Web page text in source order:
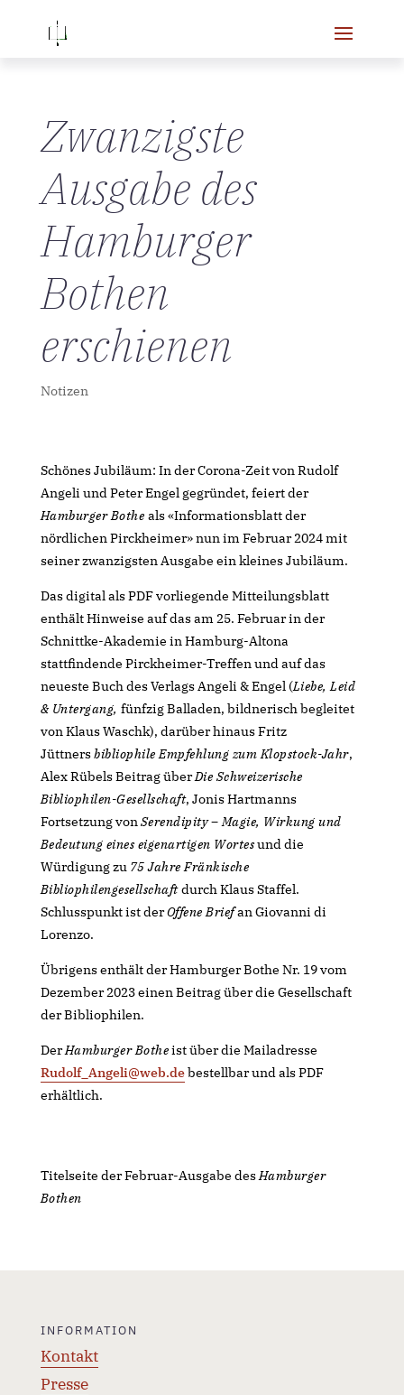
Zwanzigste
Ausgabe des
Hamburger
Bothen
erschienen
Notizen
Schönes Jubiläum: In der Corona-Zeit von Rudolf
Angeli und Peter Engel gegründet, feiert der
Hamburger Bothe als «Informationsblatt der
nördlichen Pirckheimer» nun im Februar 2024 mit
seiner zwanzigsten Ausgabe ein kleines Jubiläum.
Das digital als PDF vorliegende Mitteilungsblatt
enthält Hinweise auf das am 25. Februar in der
Schnittke-Akademie in Hamburg-Altona
stattfindende Pirckheimer-Treffen und auf das
neueste Buch des Verlags Angeli & Engel (Liebe, Leid
& Untergang, fünfzig Balladen, bildnerisch begleitet
von Klaus Waschk), darüber hinaus Fritz
Jüttnersbibliophile Empfehlung zum Klopstock-Jahr,
Alex Rübels Beitrag überDie Schweizerische
Bibliophilen-Gesellschaft, Jonis Hartmanns
Fortsetzung von Serendipity – Magie, Wirkung und
Bedeutung eines eigenartigen Wortesund die
Würdigung zu 75 Jahre Fränkische
Bibliophilengesellschaftdurch Klaus Staffel.
Schlusspunkt ist derOffene Briefan Giovanni di
Lorenzo.
Übrigens enthält der Hamburger Bothe Nr. 19 vom
Dezember 2023 einen Beitrag über die Gesellschaft
der Bibliophilen.
DerHamburger Botheist über die Mailadresse
Rudolf_Angeli@web.debestellbar und als PDF
erhältlich.
Titelseite der Februar-Ausgabe des Hamburger
Bothen
INFORMATION
Kontakt
Presse